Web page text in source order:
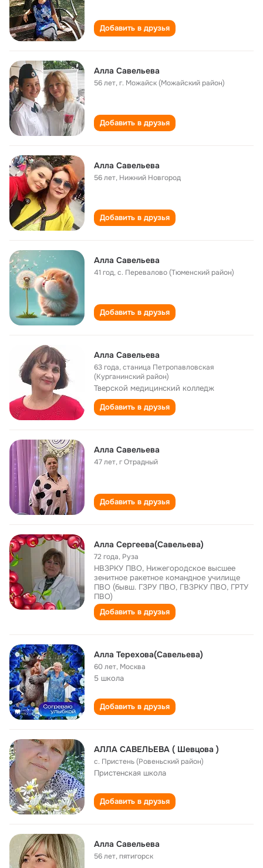
Добавить в друзья
Алла Савельева
56 лет,г. Можайск (Можайский район)
Добавить в друзья
Алла Савельева
56 лет, Нижний Новгород
Добавить в друзья
Алла Савельева
41 год,с. Перевалово (Тюменский район)
Добавить в друзья
Алла Савельева
63 года,станица Петропавловская
(Курганинский район)
Тверской медицинский колледж
Добавить в друзья
Алла Савельева
47 лет,г Отрадный
Добавить в друзья
Алла Сергеева(Савельева)
72 года, Руза
НВЗРКУ ПВО, Нижегородское высшее
зенитное ракетное командное училище
ПВО (бывш. ГЗРУ ПВО, ГВЗРКУ ПВО, ГРТУ
ПВО)
Добавить в друзья
Алла Терехова(Савельева)
60 лет, Москва
5 школа
Добавить в друзья
АЛЛА САВЕЛЬЕВА ( Шевцова )
с. Пристень (Ровеньский район)
Пристенская школа
Добавить в друзья
Алла Савельева
56 лет,пятигорск